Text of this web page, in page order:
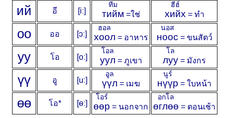
ий อี [iː] тийм
ทีม
=ใช่ хийх
ฮีฮ์
= ทำ
оо ออ [ɔː] хоол
ฮอล
= อาหาร ноос
นอส
= ขนสัตว์
уу โอ [oː] уул
โอล
= ภูเขา луу
โล
= มังกร
үү อู [uː] үүл
อูล
= เมฆ нүүр
นูร์
= ใบหน้า
өө โอ* [ɵː] өөр
โอร์
= นอกจาก өглөө
อกโล
= ตอนเช้า